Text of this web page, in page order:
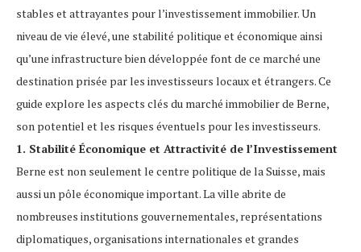
stables et attrayantes pour l’investissement immobilier. Un
niveau de vie élevé, une stabilité politique et économique ainsi
qu’une infrastructure bien développée font de ce marché une
destination prisée par les investisseurs locaux et étrangers. Ce
guide explore les aspects clés du marché immobilier de Berne,
son potentiel et les risques éventuels pour les investisseurs.
1. Stabilité Économique et Attractivité de l’Investissement
Berne est non seulement le centre politique de la Suisse, mais
aussi un pôle économique important. La ville abrite de
nombreuses institutions gouvernementales, représentations
diplomatiques, organisations internationales et grandes